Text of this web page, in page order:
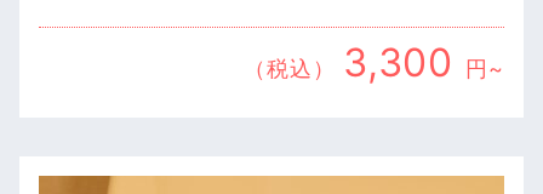
（税込） 3,300 円~